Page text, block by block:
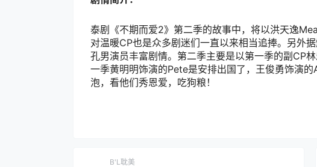
泰剧《不期而爱2》第二季的故事中，将以洪天逸
对温暖CP也是众多剧迷们一直以来相当追捧。另外
孔男演员丰富剧情。第二季主要是以第一季的副CP
一季黄明明饰演的Pete是安排出国了，王俊勇饰演
泡，看他们秀恩爱，吃狗粮！
B'L耽美